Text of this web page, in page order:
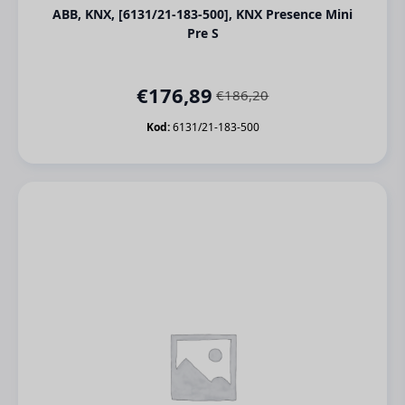
ABB, KNX, [6131/21-183-500], KNX Presence Mini
Pre S
€186,20
Orijinal
fiyat:
€176,89Şu
andaki
Kod:6131/21-183-500